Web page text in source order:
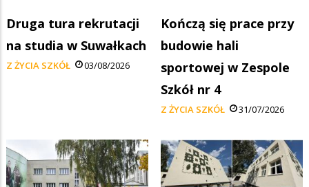
Druga tura rekrutacji
na studia w Suwałkach
Z ŻYCIA SZKÓŁ 03/08/2026
Kończą się prace przy
budowie hali
sportowej w Zespole
Szkół nr 4
Z ŻYCIA SZKÓŁ 31/07/2026